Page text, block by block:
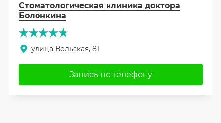
Стоматологическая клиника доктора
Болонкина
улица Вольская, 81
Запись по телефону